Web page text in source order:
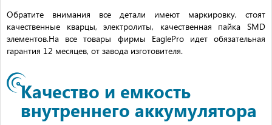
Обратите внимания все детали имеют маркировку, стоят
качественные кварцы, электролиты, качественная пайка SMD
элементов.На все товары фирмы EaglePro идет обязательная
гарантия 12 месяцев, от завода изготовителя.
Качество и емкость
внутреннего аккумулятора